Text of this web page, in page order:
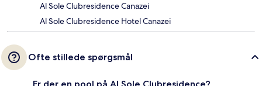
Al Sole Clubresidence Canazei
Al Sole Clubresidence Hotel Canazei
Ofte stillede spørgsmål